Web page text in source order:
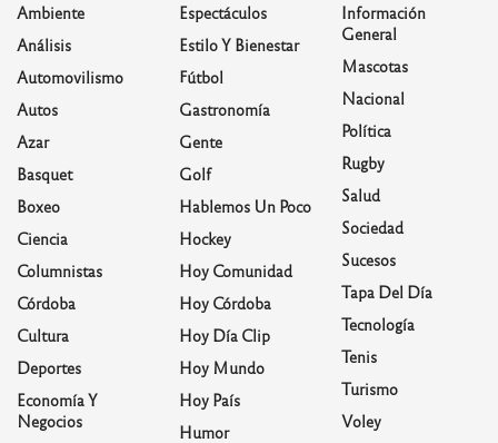
Ambiente
Análisis
Automovilismo
Autos
Azar
Basquet
Boxeo
Ciencia
Columnistas
Córdoba
Cultura
Deportes
Economía Y
Negocios
Espectáculos
Estilo Y Bienestar
Fútbol
Gastronomía
Gente
Golf
Hablemos Un Poco
Hockey
Hoy Comunidad
Hoy Córdoba
Hoy Día Clip
Hoy Mundo
Hoy País
Humor
Información
General
Mascotas
Nacional
Política
Rugby
Salud
Sociedad
Sucesos
Tapa Del Día
Tecnología
Tenis
Turismo
Voley